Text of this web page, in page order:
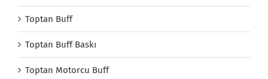
Toptan Buff
Toptan Buff Baskı
Toptan Motorcu Buff